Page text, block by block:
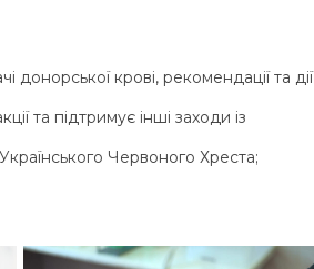
крові, рекомендації та дії
та підтримує інші заходи із
Червоного Хреста;